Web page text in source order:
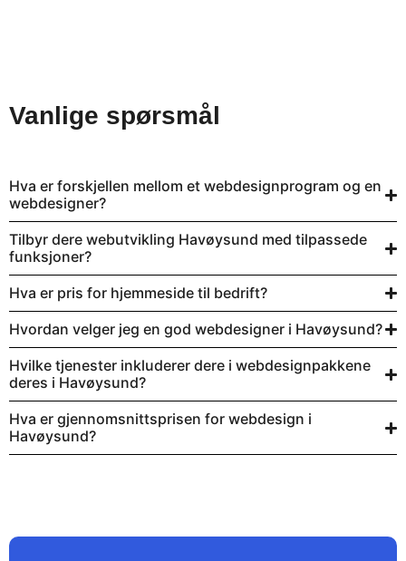
Vanlige spørsmål
Hva er forskjellen mellom et webdesignprogram og en
webdesigner?
Tilbyr dere webutvikling Havøysund med tilpassede
funksjoner?
Hva er pris for hjemmeside til bedrift?
Hvordan velger jeg en god webdesigner i Havøysund?
Hvilke tjenester inkluderer dere i webdesignpakkene
deres i Havøysund?
Hva er gjennomsnittsprisen for webdesign i
Havøysund?